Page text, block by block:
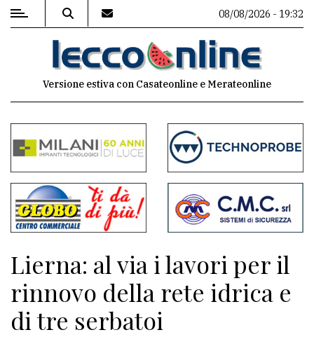
MENU
commenti
Contenuti
del
sito
Meteo
CONTATTI
08/08/2026 - 19:32
Versione estiva con Casateonline e Merateonline
Lierna: al via i lavori per il
rinnovo della rete idrica e
di tre serbatoi